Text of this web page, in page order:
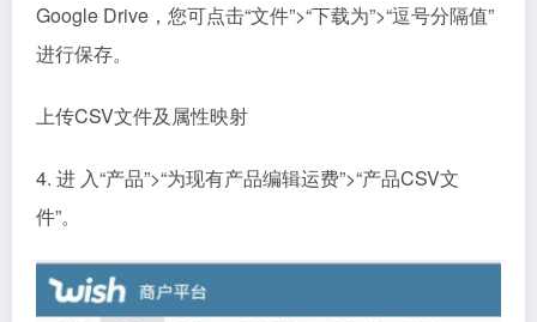
Google Drive，您可点击“文件”>“下载为”>“逗号分隔值”
进行保存。
上传CSV文件及属性映射
4. 进 入“产品”>“为现有产品编辑运费”>“产品CSV文
件”。